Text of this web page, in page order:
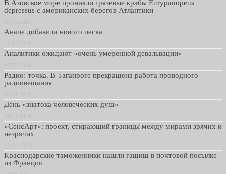
В Азовское море проникли грязевые крабы Eurypanopeus
depressus с американских берегов Атлантики
Анапе добавили нового песка
Аналитики ожидают «очень умеренной девальвации»
Радио: точка. В Таганроге прекращена работа проводного
радиовещания
День «знатока человеческих душ»
«СенсАрт»: проект, стирающий границы между мирами зрячих и
незрячих
Краснодарские таможенники нашли гашиш в почтовой посылке
из Франции